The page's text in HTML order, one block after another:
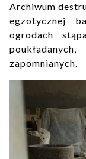
Archiwum
egzotycznej
ogrodach
zapomnianych.